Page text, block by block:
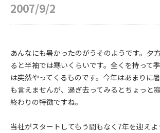
2007/9/2
あんなにも暑かったのがうそのようです。夕
ると半袖では寒いくらいです。全くを持って
は突然やってくるものです。今年はあまりに
も言えませんが、過ぎ去ってみるとちょっと
終わりの特徴ですね。
当社がスタートしてもう間もなく7年を迎えよ